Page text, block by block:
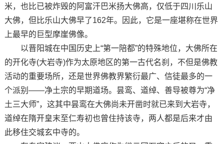
米，也比已被炸毁的阿富汗巴米扬大佛高，仅低于四川乐山
大佛，但比乐山大佛早了162年。因此，它是一座堪称在世界
上最早的巨型摩崖佛像。
以晋阳城在中国历史上“第一陪都”的特殊地位，大佛所在
的开化寺(大岩寺)作为太原地区的第一古代名刹，不但是佛教
活动的重要场所，还是世界佛教界繁衍最广、信徒最多的一
个派别——净土宗的早期道场。昙鸾、道绰、善导被尊为“净
土三大师”，这其中昙鸾在大佛尚未开凿时就已来到大岩寺，
道绰在隋开皇末至仁寿初也曾住持该寺，两人都是后来才由
此移住交城玄中寺的。